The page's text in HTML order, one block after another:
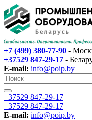
+7 (499) 380-77-90 -
+37529 847-29-17‬ -
E-mail: info@poip.by
+37529 847-29-17‬
+37529 847-29-17‬
E-mail: info@poip.by